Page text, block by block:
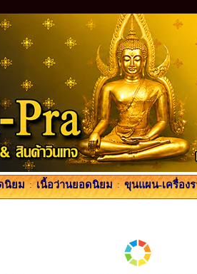
นิยม: เนื้อว่านยอดนิยม : ขุนแผน-เครื่องร